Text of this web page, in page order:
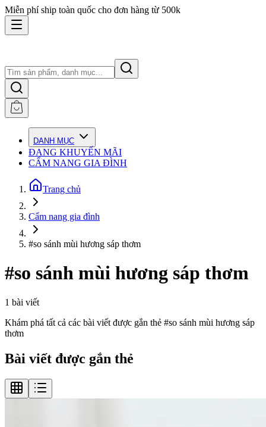
Miễn phí ship toàn quốc cho đơn hàng từ 500k
DANH MỤC
ĐANG KHUYẾN MÃI
CẨM NANG GIA ĐÌNH
Trang chủ
Cẩm nang gia đình
#so sánh mùi hương sáp thơm
#so sánh mùi hương sáp thơm
1 bài viết
Khám phá tất cả các bài viết được gắn thẻ #so sánh mùi hương sáp
thơm
Bài viết được gắn thẻ